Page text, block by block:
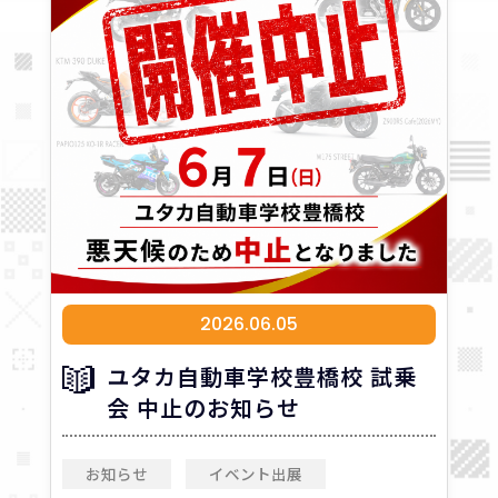
2026.06.05
ユタカ自動車学校豊橋校 試乗
会 中止のお知らせ
お知らせ イベント出展